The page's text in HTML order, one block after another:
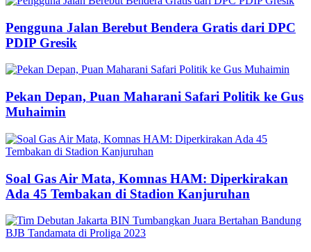
Pengguna Jalan Berebut Bendera Gratis dari DPC
PDIP Gresik
Pekan Depan, Puan Maharani Safari Politik ke Gus
Muhaimin
Soal Gas Air Mata, Komnas HAM: Diperkirakan
Ada 45 Tembakan di Stadion Kanjuruhan